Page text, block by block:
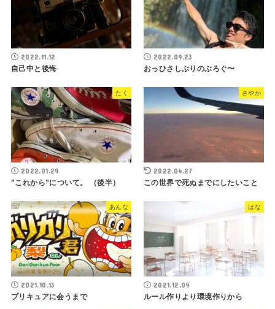
2022.11.12
自己中と後悔
2022.09.23
おっひさしぶりのぶろぐ〜
たく
2022.01.29
”これから”について。 （後半）
さやか
2022.04.27
この世界で死ぬまでにしたいこと
あんな
2021.10.13
プリキュアに会うまで
はな
2021.12.09
ルール作りより環境作りから